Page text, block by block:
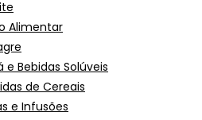
Alimentar
e Bebidas Solúveis
de Cereais
e Infusões